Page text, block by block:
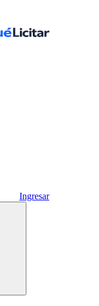
Ingresar